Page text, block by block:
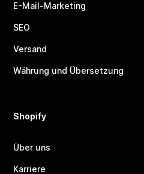
E-Mail-Marketing
SEO
Versand
Währung und Übersetzung
Shopify
Über uns
Karriere